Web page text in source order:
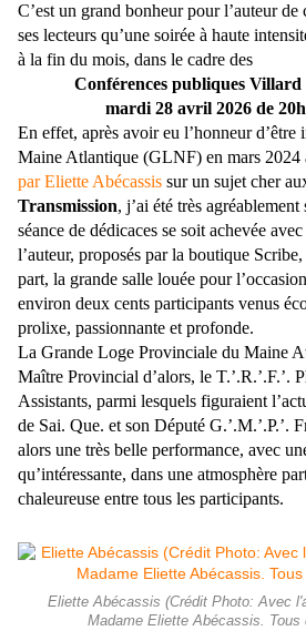
C’est un grand bonheur pour l’auteur de
ses lecteurs qu’une soirée à haute
à la fin du mois, dans le cadre des
Conférences publiques
mardi 28 avril 2026 de
En effet, après avoir eu l’honneur
Maine Atlantique (GLNF) en mars 2024
par Eliette Abécassis sur un sujet cher
Transmission, j’ai été très
séance de dédicaces se soit achevée
l’auteur, proposés par la boutique
part, la grande salle louée pour
environ deux cents participants venus
prolixe, passionnante et profonde.
La Grande Loge Provinciale du Maine
Maître Provincial d’alors, le T.’.R.’.F.’.
Assistants, parmi lesquels figuraient
de Sai. Que. et son Député G.’.M.’.P.’.
alors une très belle performance, avec
qu’intéressante, dans une atmosphère
chaleureuse entre tous les participants.
Eliette Abécassis (Crédit Photo: Avec
Madame Eliette Abécassis. Tous